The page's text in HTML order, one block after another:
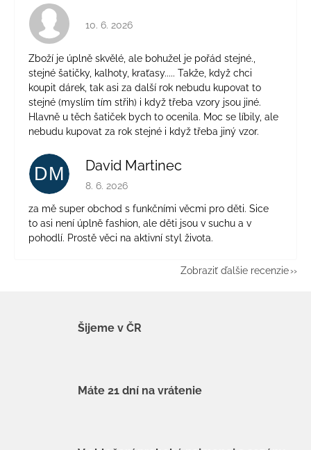
Hodnotenie obchodu je 4 z 5 hviezdičiek.
10. 6. 2026
Zboží je úplně skvělé, ale bohužel je pořád stejné.,
stejné šatičky, kalhoty, kraťasy..... Takže, když chci
koupit dárek, tak asi za další rok nebudu kupovat to
stejné (myslím tím střih) i když třeba vzory jsou jiné.
Hlavně u těch šatiček bych to ocenila. Moc se líbily, ale
nebudu kupovat za rok stejné i když třeba jiný vzor.
DM David Martinec
Hodnotenie obchodu je 5 z 5 hviezdičiek.
8. 6. 2026
za mě super obchod s funkčními věcmi pro děti. Sice
to asi není úplně fashion, ale děti jsou v suchu a v
pohodlí. Prostě věci na aktivní styl života.
Zobraziť ďalšie recenzie
Šijeme v ČR
Máte 21 dní na vrátenie